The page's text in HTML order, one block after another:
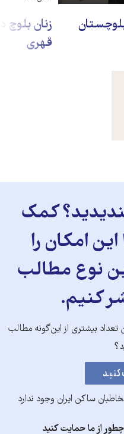
زنان
قهری
کمک
امکان را
نوع مطالب
کنیم.
بیشتری از این‌گونه مطالب
ساکن ایران وجود ندارد
از ما حمایت کنید